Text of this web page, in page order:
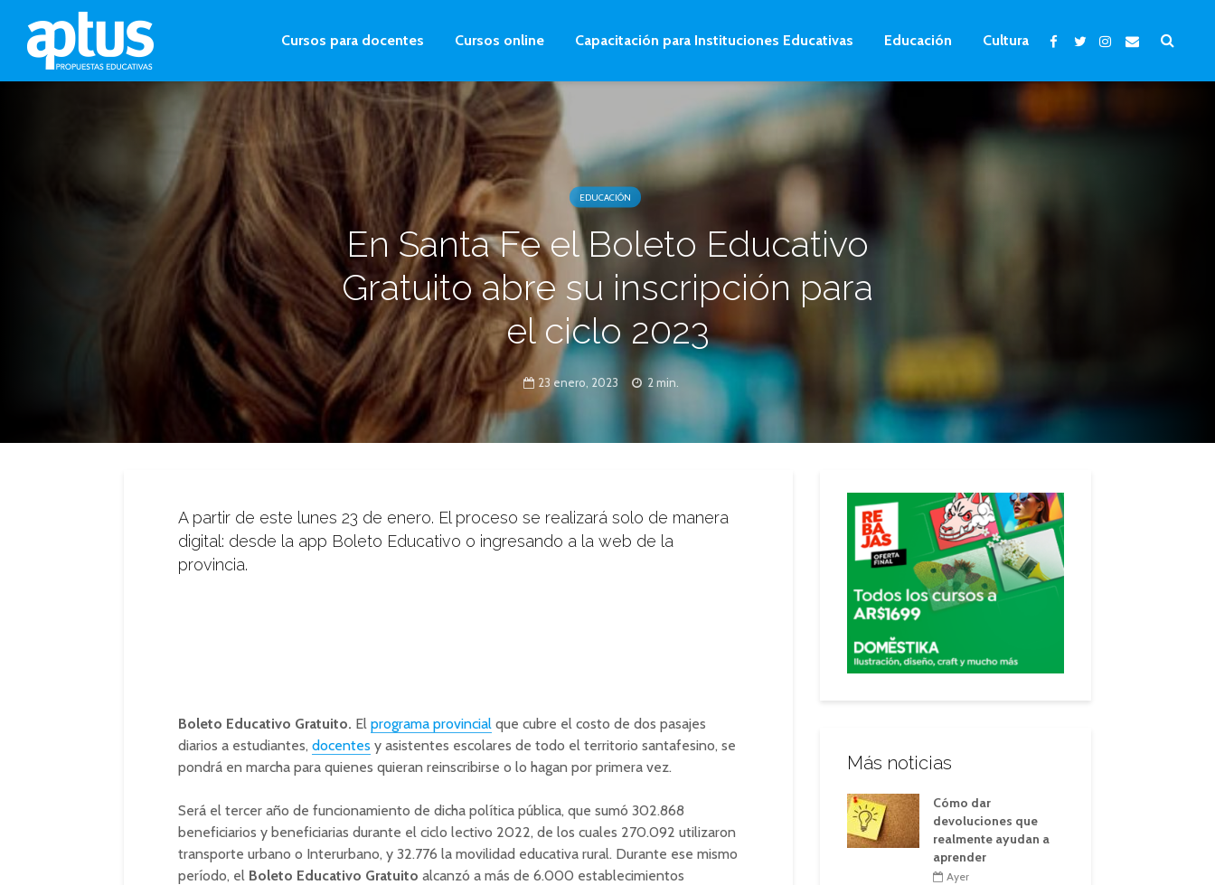
Cursos para docentes Cursos online Capacitación para Instituciones Educativas Educación Cultura
EDUCACIÓN
En Santa Fe el Boleto Educativo
Gratuito abre su inscripción para
el ciclo 2023
23 enero, 2023 2 min.
A partir de este lunes 23 de enero. El proceso se realizará solo de manera
digital: desde la app Boleto Educativo o ingresando a la web de la
provincia.
Boleto Educativo Gratuito. El programa provincial que cubre el costo de dos pasajes
diarios a estudiantes, docentes y asistentes escolares de todo el territorio santafesino, se
pondrá en marcha para quienes quieran reinscribirse o lo hagan por primera vez.
Será el tercer año de funcionamiento de dicha política pública, que sumó 302.868
beneficiarios y beneficiarias durante el ciclo lectivo 2022, de los cuales 270.092 utilizaron
transporte urbano o Interurbano, y 32.776 la movilidad educativa rural. Durante ese mismo
período, el Boleto Educativo Gratuito alcanzó a más de 6.000 establecimientos
Más noticias
Cómo dar
devoluciones que
realmente ayudan a
aprender
Ayer